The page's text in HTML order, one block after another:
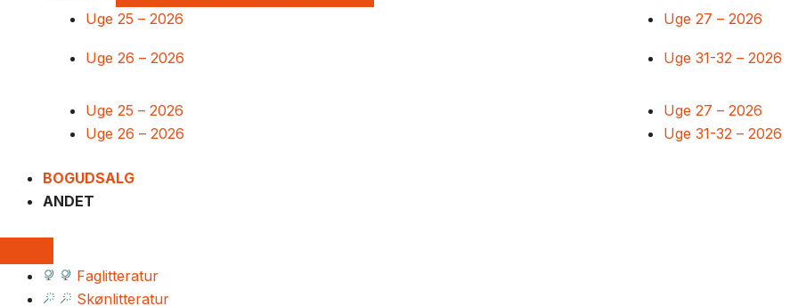
Uge 25 – 2026
Uge 26 – 2026
Uge 27 – 2026
Uge 31-32 – 2026
Uge 25 – 2026
Uge 26 – 2026
Uge 27 – 2026
Uge 31-32 – 2026
BOGUDSALG
ANDET
Faglitteratur
Skønlitteratur